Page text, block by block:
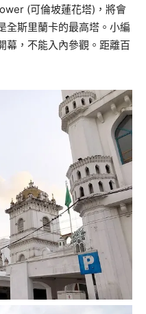
(可倫坡蓮花塔)，將會
全斯里蘭卡的最高塔。小編
幕，不能入內參觀。距離百